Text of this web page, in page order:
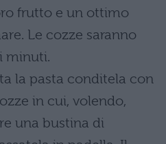
frutto e un ottimo
Le cozze saranno
minuti.
la pasta conditela con
in cui, volendo,
una bustina di